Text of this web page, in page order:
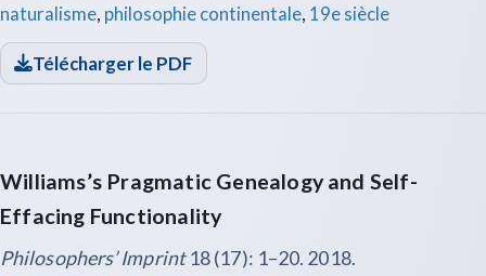
naturalisme, philosophie continentale, 19e siècle
Télécharger le PDF
Williams’s Pragmatic Genealogy and Self-
Effacing Functionality
Philosophers’ Imprint18 (17): 1–20. 2018.